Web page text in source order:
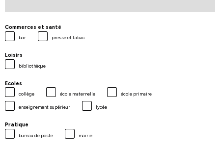
Commerces et santé
bar presse et tabac
Loisirs
bibliothèque
Ecoles
collège école maternelle école primaire
enseignement supérieur lycée
Pratique
bureau de poste mairie